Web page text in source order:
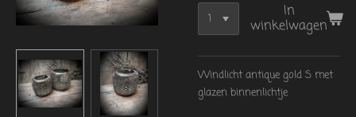
In
winkelwagen
Windlicht antique gold S met
glazen binnenlichtje